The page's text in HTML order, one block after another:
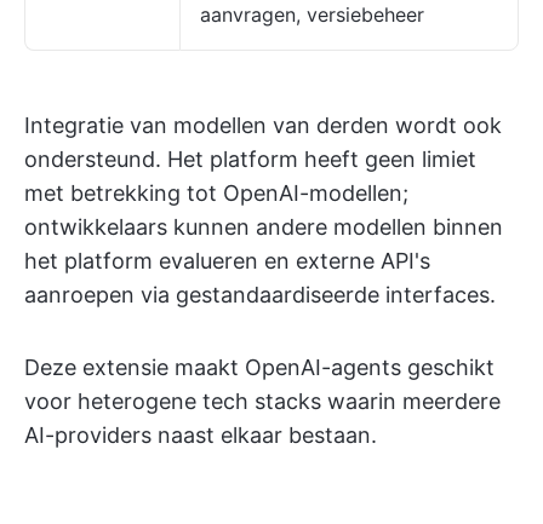
aanvragen, versiebeheer
Integratie van modellen van derden wordt ook
ondersteund. Het platform heeft geen limiet
met betrekking tot OpenAI-modellen;
ontwikkelaars kunnen andere modellen binnen
het platform evalueren en externe API's
aanroepen via gestandaardiseerde interfaces.
Deze extensie maakt OpenAI-agents geschikt
voor heterogene tech stacks waarin meerdere
AI-providers naast elkaar bestaan.